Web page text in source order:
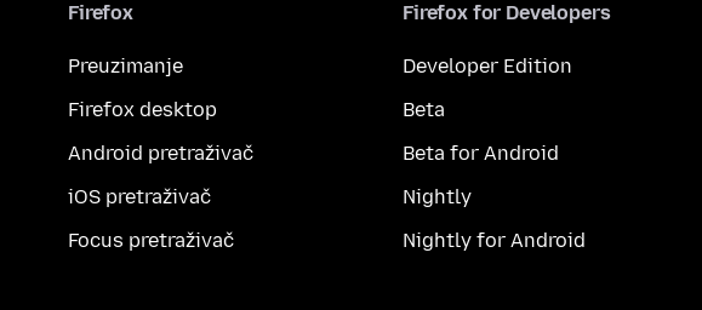
Firefox
Preuzimanje
Firefox desktop
Android pretraživač
iOS pretraživač
Focus pretraživač
Firefox for Developers
Developer Edition
Beta
Beta for Android
Nightly
Nightly for Android